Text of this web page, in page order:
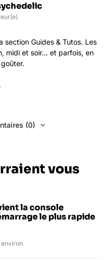
section Guides & Tutos. Les
midi et soir... et parfois, en
(0)
vous
la console
le plus rapide